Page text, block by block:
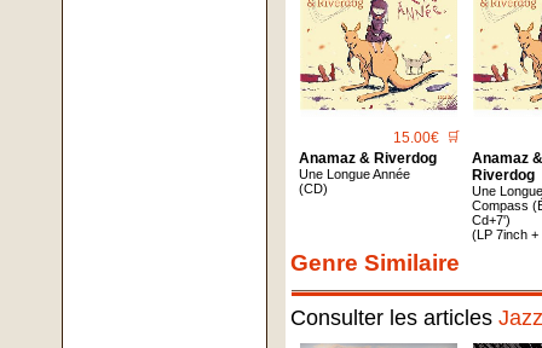
15.00€ 🛒
Anamaz & Riverdog
Une Longue Année
(CD)
Anamaz
Riverdog
Une
Compass
Cd+7')
(LP 7inch
Genre Similaire
Consulter les articles